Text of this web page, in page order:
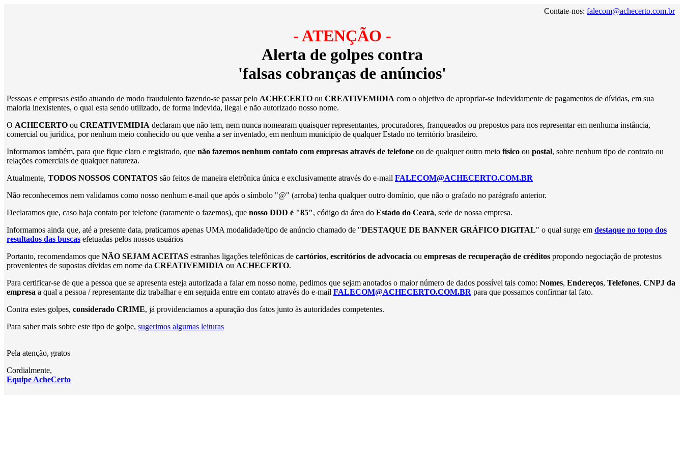
Contate-nos: falecom@achecerto.com.br
- ATENÇÃO -
Alerta de golpes contra
'falsas cobranças de anúncios'
Pessoas e empresas estão atuando de modo fraudulento fazendo-se passar pelo ACHECERTO ou CREATIVEMIDIA com o objetivo de apropriar-se indevidamente de pagamentos de dívidas, em sua
maioria inexistentes, o qual esta sendo utilizado, de forma indevida, ilegal e não autorizado nosso nome.
O ACHECERTO ou CREATIVEMIDIA declaram que não tem, nem nunca nomearam quaisquer representantes, procuradores, franqueados ou prepostos para nos representar em nenhuma instância,
comercial ou jurídica, por nenhum meio conhecido ou que venha a ser inventado, em nenhum município de qualquer Estado no território brasileiro.
Informamos também, para que fique claro e registrado, que não fazemos nenhum contato com empresas através de telefone ou de qualquer outro meio físico ou postal, sobre nenhum tipo de contrato ou
relações comerciais de qualquer natureza.
Atualmente, TODOS NOSSOS CONTATOS são feitos de maneira eletrônica única e exclusivamente através do e-mail FALECOM@ACHECERTO.COM.BR
Não reconhecemos nem validamos como nosso nenhum e-mail que após o símbolo "@" (arroba) tenha qualquer outro domínio, que não o grafado no parágrafo anterior.
Declaramos que, caso haja contato por telefone (raramente o fazemos), que nosso DDD é "85", código da área do Estado do Ceará, sede de nossa empresa.
Informamos ainda que, até a presente data, praticamos apenas UMA modalidade/tipo de anúncio chamado de "DESTAQUE DE BANNER GRÁFICO DIGITAL" o qual surge em destaque no topo dos
resultados das buscas efetuadas pelos nossos usuários
Portanto, recomendamos que NÃO SEJAM ACEITAS estranhas ligações telefônicas de cartórios, escritórios de advocacia ou empresas de recuperação de créditos propondo negociação de protestos
provenientes de supostas dívidas em nome da CREATIVEMIDIA ou ACHECERTO.
Para certificar-se de que a pessoa que se apresenta esteja autorizada a falar em nosso nome, pedimos que sejam anotados o maior número de dados possível tais como: Nomes, Endereços, Telefones, CNPJ da
empresa a qual a pessoa / representante diz trabalhar e em seguida entre em contato através do e-mail FALECOM@ACHECERTO.COM.BR para que possamos confirmar tal fato.
Contra estes golpes, considerado CRIME, já providenciamos a apuração dos fatos junto às autoridades competentes.
Para saber mais sobre este tipo de golpe, sugerimos algumas leituras
Pela atenção, gratos
Cordialmente,
Equipe AcheCerto